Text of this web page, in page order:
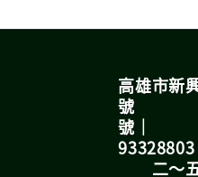
高雄市新
號｜
二～五